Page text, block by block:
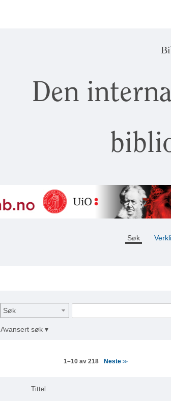
Den
Søk
Søk
Avansert søk ▾
1–10 av 218 Neste >>
Tittel